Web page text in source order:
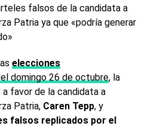
Macri también aseguró: «Dije
que lo hiciera el último de
la vacuna y lo cumplí: yo no
-insistió luego- y respeto al
para dar una conferencia y
a dos cuadras estaban
relató.
falsos de la candidata a
Patria ya que «podría generar
elecciones
domingo 26 de octubre, la
favor de la candidata a
Patria,Caren Tepp, y
falsos replicados por el